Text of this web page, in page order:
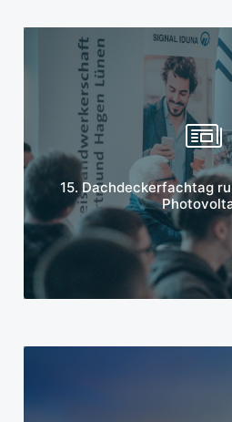
15. Dachdeckerfachtag
Mehr